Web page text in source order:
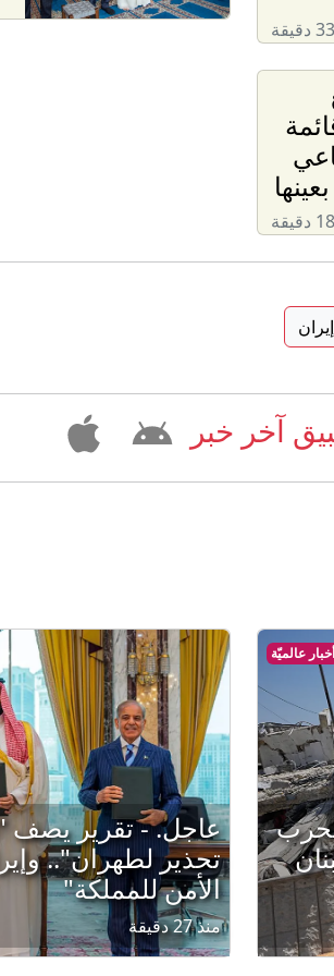
إيران
آخر خبر
أخبار عالميّة
عاجل. - تقرير يصف
تحذير لطهران"..
الأمن للمملكة"
منذ 27 دقيقة